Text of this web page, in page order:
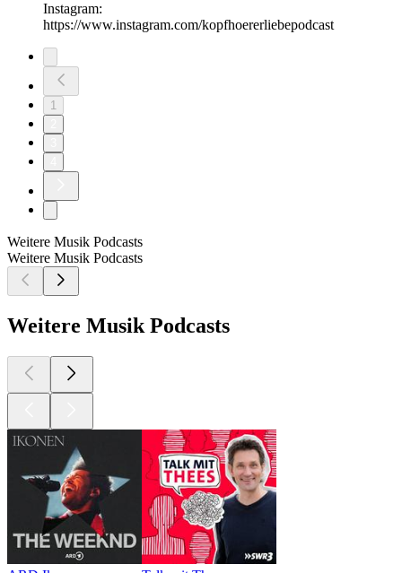
Instagram:
https://www.instagram.com/kopfhoererliebepodcast
1
Weitere Musik Podcasts
Weitere Musik Podcasts
Weitere Musik Podcasts